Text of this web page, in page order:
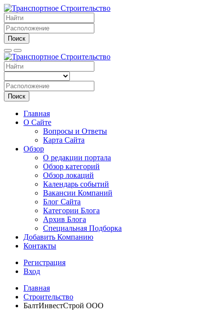
Поиск
Поиск
Главная
О Сайте
Вопросы и Ответы
Карта Сайта
Обзор
О редакции портала
Обзор категорий
Обзор локаций
Календарь событий
Вакансии Компаний
Блог Сайта
Категории Блога
Архив Блога
Специальная Подборка
Добавить Компанию
Контакты
Регистрация
Вход
Главная
Строительство
БалтИнвестСтрой ООО